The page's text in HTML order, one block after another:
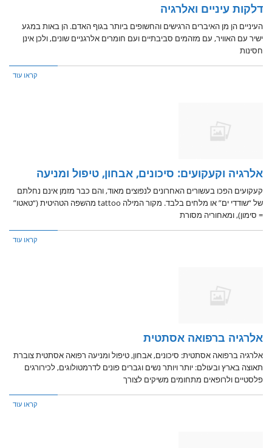
דלקות עיניים ואלרגיה
העיניים הן מן האיברים הרגישים והחשופים ביותר בגוף האדם. הן באות במגע
ישיר עם האוויר, עם מזהמים סביבתיים ועם חומרים אלרגניים שונים, ולכן אינן
חסינות
קראו עוד
אלרגיה וקעקועים: סיכונים, אבחון, טיפול ומניעה
קעקועים הפכו בעשורים האחרונים לנפוצים מאוד, והם כבר מזמן אינם נחלתם
של “שודדי ים” או מלחים בלבד. מקור המילה tattoo מהשפה הטהיטית (“טאטו”
= סימון), ומאחוריה מסורת
קראו עוד
אלרגיה ברפואה אסתטית
אלרגיה ברפואה אסתטית: סיכונים, אבחון, טיפול ומניעה רפואה אסתטית צוברת
תאוצה בארץ ובעולם: יותר ויותר נשים וגברים פונים לדרמטולוגים, לכירורגים
פלסטיים ולרופאים מתחומים משיקים לצורך
קראו עוד